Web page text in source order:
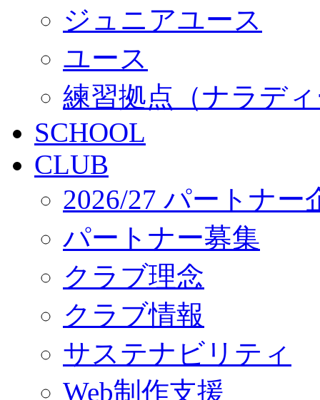
ジュニアユース
ユース
練習拠点（ナラデ
SCHOOL
CLUB
2026/27 パートナー
パートナー募集
クラブ理念
クラブ情報
サステナビリティ
Web制作支援